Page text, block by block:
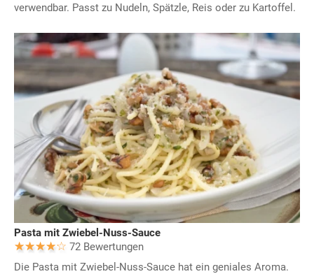
verwendbar. Passt zu Nudeln, Spätzle, Reis oder zu Kartoffel.
Pasta mit Zwiebel-Nuss-Sauce
72 Bewertungen
Die Pasta mit Zwiebel-Nuss-Sauce hat ein geniales Aroma.